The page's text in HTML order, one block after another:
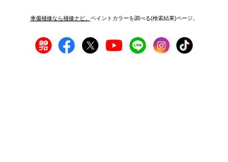
車傷補修なら補修ナビ。 ペイントカラーを調べる(検索結果)ページ。